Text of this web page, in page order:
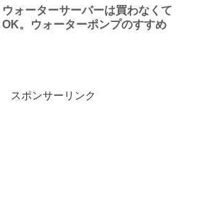
ウォーターサーバーは買わなくて
OK。ウォーターポンプのすすめ
スポンサーリンク